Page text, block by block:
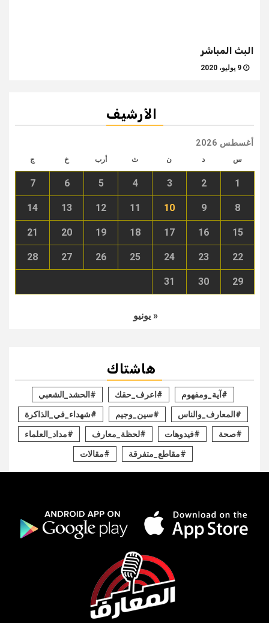
البث المباشر
الأرشيف
أغسطس 2026
س د ن ث أرب خ ج
1
2
3
4
5
6
7
8
9
10
11
12
13
14
15
16
17
18
19
20
21
22
23
24
25
26
27
28
29
30
31
« يونيو
هاشتاك
#آية_ومفهوم #اعرف_حقك #الحشد_الشعبي
#المعارف_والناس #سين_وجيم #شهداء_في_الذاكرة
#صحة #فيدوهات #لحظة_معارف #مداد_العلماء
#مقاطع_متفرقة #مقالات